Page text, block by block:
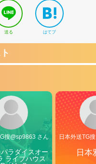
送る はてブ
搜@sp9863 さん
ラダイスオー
ライブハウス
日本外送TG
日本